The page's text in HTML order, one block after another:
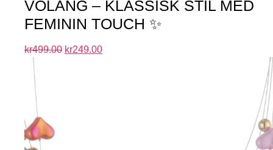
VOLANG – KLASSISK STIL MED
FEMININ TOUCH ✨
kr499.00 kr249.00